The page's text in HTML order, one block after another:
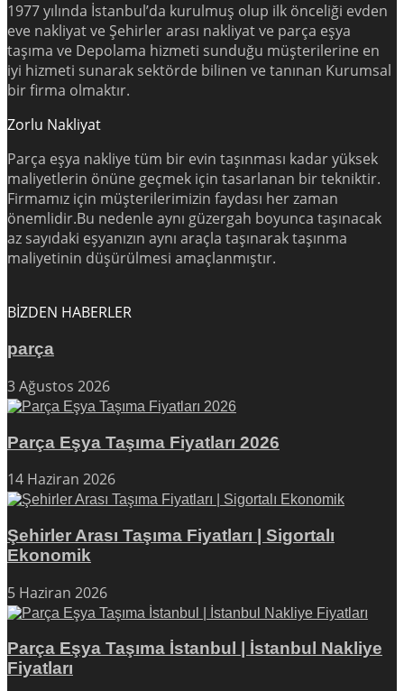
1977 yılında İstanbul’da kurulmuş olup ilk önceliği evden
eve nakliyat ve Şehirler arası nakliyat ve parça eşya
taşıma ve Depolama hizmeti sunduğu müşterilerine en
iyi hizmeti sunarak sektörde bilinen ve tanınan Kurumsal
bir firma olmaktır.
Zorlu Nakliyat
Parça eşya nakliye tüm bir evin taşınması kadar yüksek
maliyetlerin önüne geçmek için tasarlanan bir tekniktir.
Firmamız için müşterilerimizin faydası her zaman
önemlidir.Bu nedenle aynı güzergah boyunca taşınacak
az sayıdaki eşyanızın aynı araçla taşınarak taşınma
maliyetinin düşürülmesi amaçlanmıştır.
BİZDEN HABERLER
parça
3 Ağustos 2026
Parça Eşya Taşıma Fiyatları 2026
14 Haziran 2026
Şehirler Arası Taşıma Fiyatları | Sigortalı
Ekonomik
5 Haziran 2026
Parça Eşya Taşıma İstanbul | İstanbul Nakliye
Fiyatları